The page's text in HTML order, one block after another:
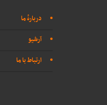
دربارهٔ ما
آرشیو
ارتباط با ما